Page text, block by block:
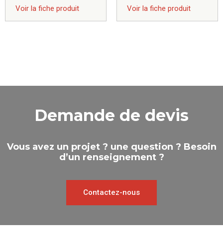
Voir la fiche produit Voir la fiche produit
Demande de devis
Vous avez un projet ? une question ? Besoin
d’un renseignement ?
Contactez-nous